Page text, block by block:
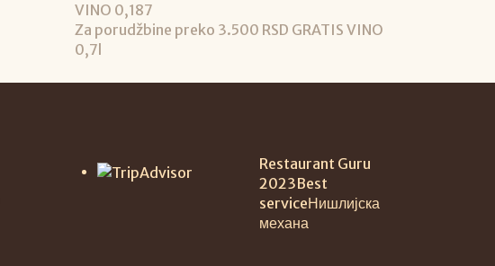
VINO 0,187
Za porudžbine preko 3.500 RSD GRATIS VINO
0,7l
Restaurant Guru
2023Best
serviceНишлијска
механа